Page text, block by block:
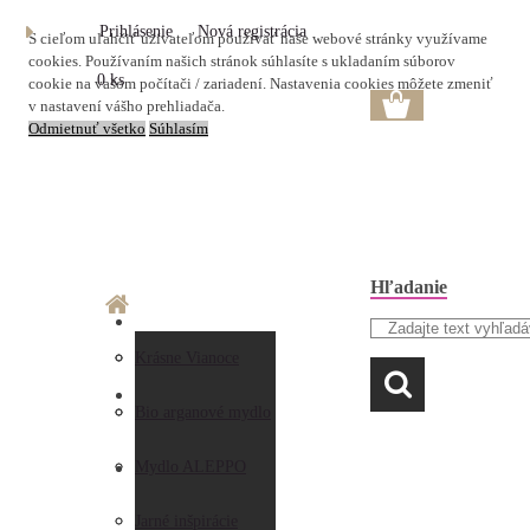
S cieľom uľahčiť užívateľom používať naše webové stránky využívame
cookies. Používaním našich stránok súhlasíte s ukladaním súborov
cookie na vašom počítači / zariadení. Nastavenia cookies môžete zmeniť
v nastavení vášho prehliadača.
Odmietnuť všetko Súhlasím
Hľadanie
Prihlásenie Nová registrácia
0 ks